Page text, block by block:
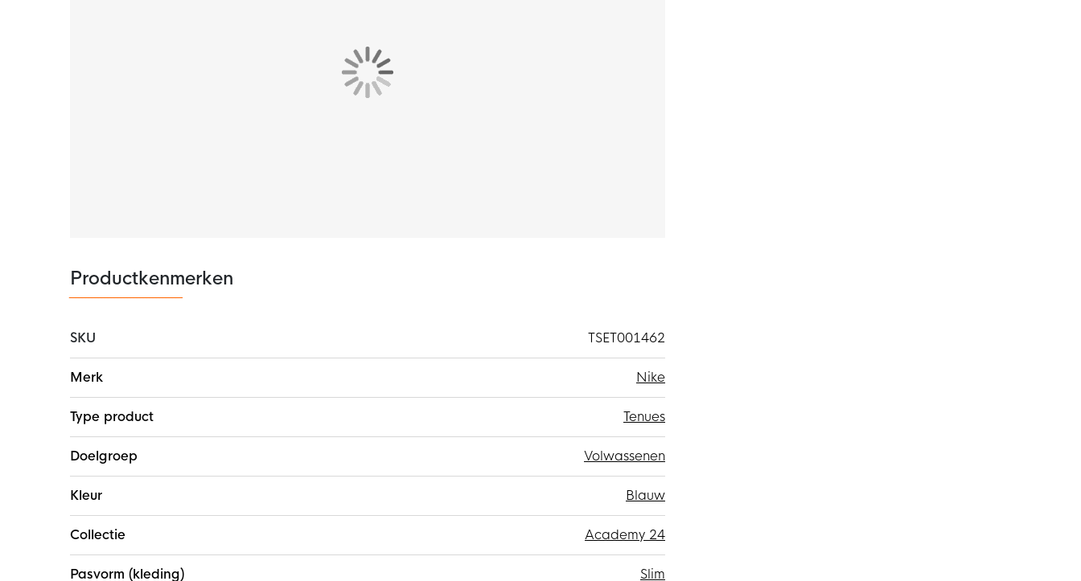
De Nike Academy Pro Polo trainingsset is gemaakt van 100% polyester. Dit materiaal is
voorzien van de Nike Dri-FIT technologie. Dit zorgt voor afvoer van zweet waardoor je droog
Productkenmerken
SKU
TSET001462
informatie
Merk Nike
Type product Tenues
Doelgroep Volwassenen
Kleur Blauw
Collectie Academy 24
Pasvorm (kleding) Slim